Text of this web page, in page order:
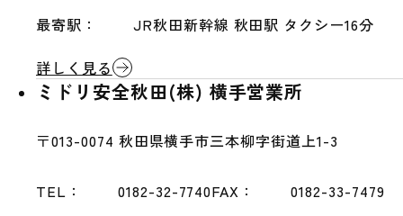
最寄駅：
JR秋田新幹線 秋田駅 タクシー16分
詳しく見る
ミドリ安全秋田(株) 横手営業所
〒013-0074 秋田県横手市三本柳字街道上1-3
TEL： 0182-32-7740FAX： 0182-33-7479